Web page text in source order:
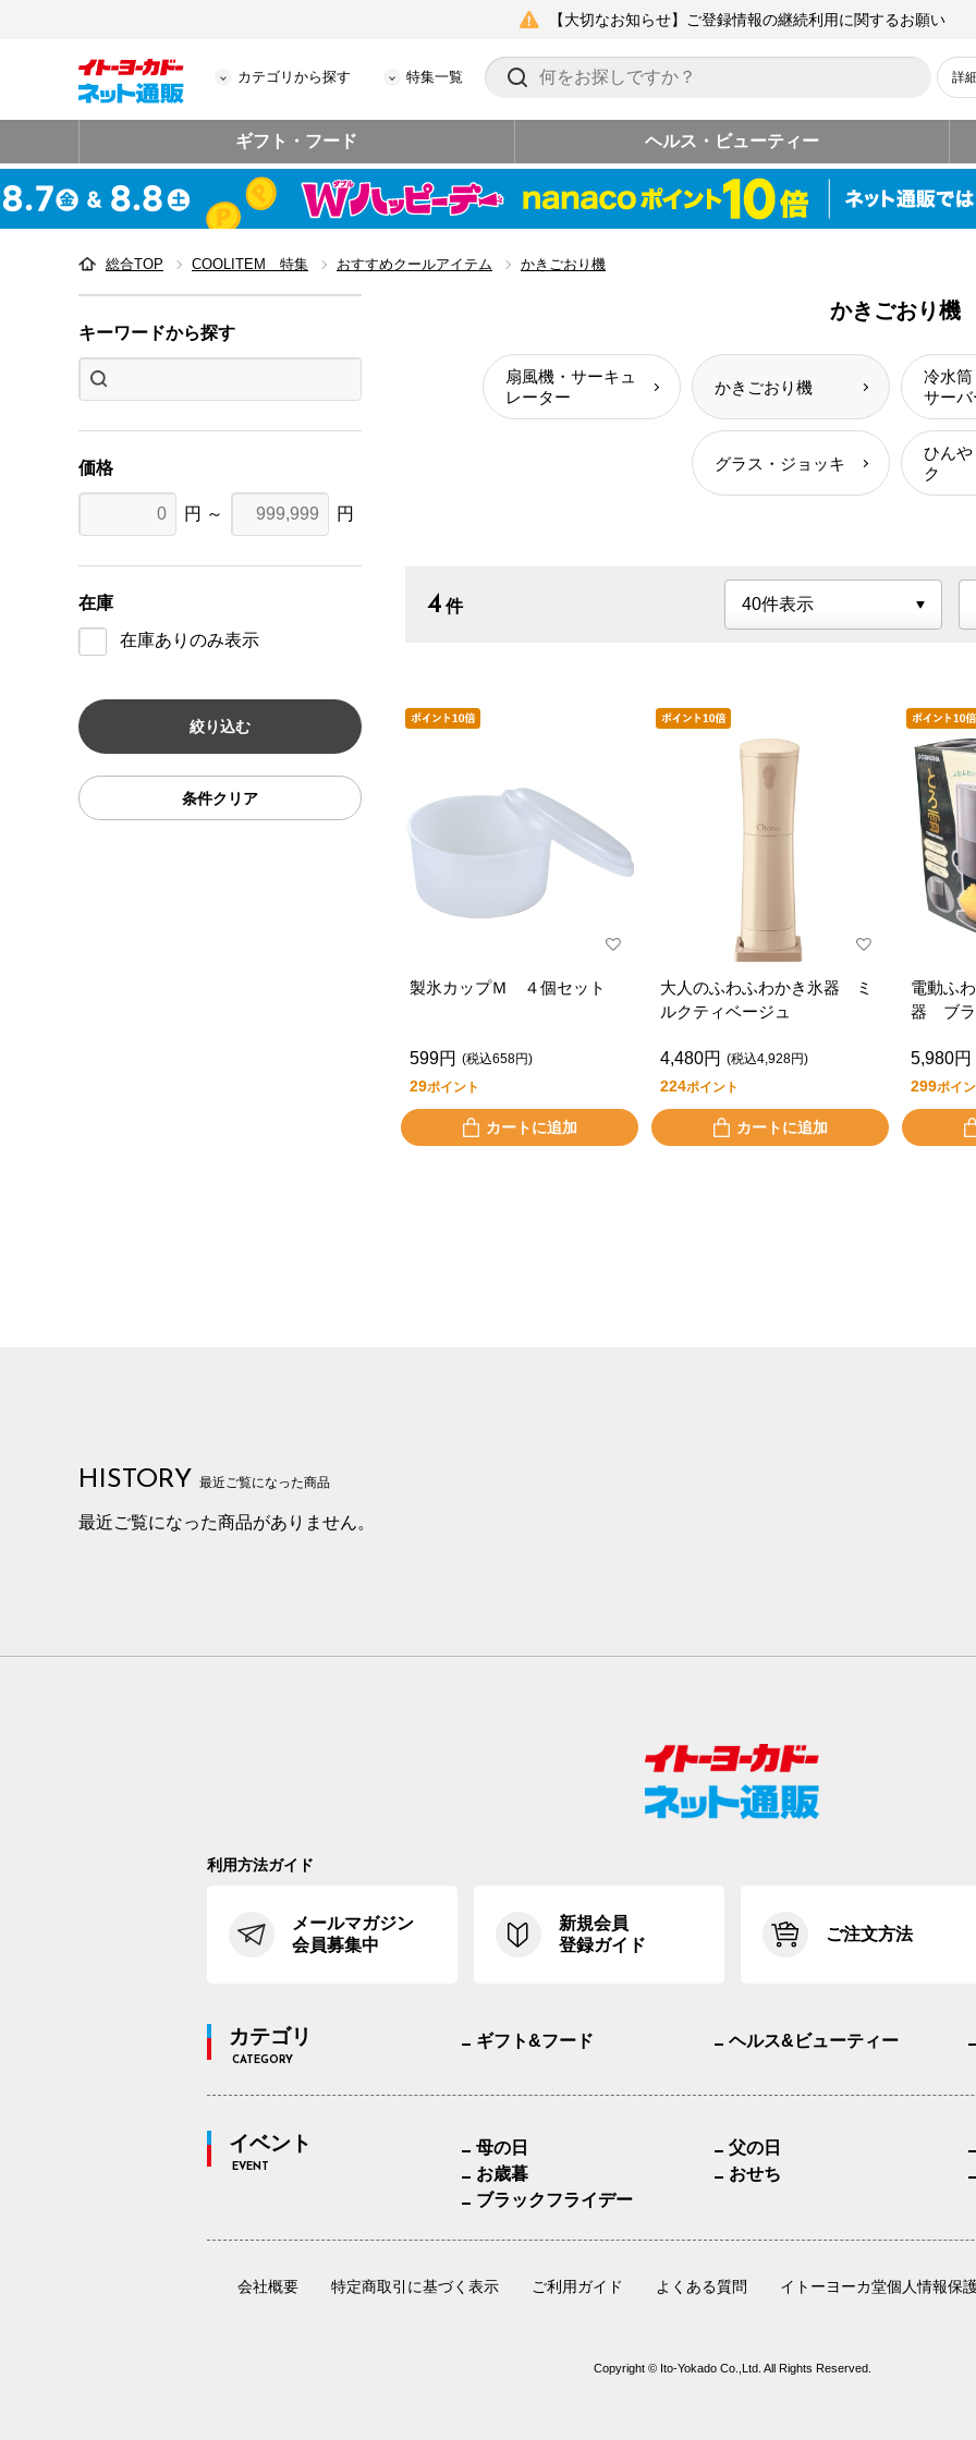
【大切なお知らせ】ご登録情報の継続利用に関するお願い
カテゴリから探す 特集一覧 詳
ギフト・フード ヘルス・ビューティー
総合TOP COOLITEM 特集 おすすめクールアイテム かきごおり機
キーワードから探す
価格
円 ～ 円
在庫
在庫ありのみ表示
条件クリア
かきごおり機
扇風機・サーキュ
レーター
かきごおり機
冷水
サーバ
グラス・ジョッキ
ひん
ク
4 件
製氷カップＭ ４個セット
599円 (税込658円)
29ポイント
カートに追加
大人のふわふわかき氷器 ミ
ルクティベージュ
4,480円 (税込4,928円)
224ポイント
カートに追加
電動ふ
器 ブラ
5,980円
299ポイ
HISTORY 最近ご覧になった商品
最近ご覧になった商品がありません。
利用方法ガイド
メールマガジン
会員募集中
新規会員
登録ガイド
ご注文方法
カテゴリ
CATEGORY
ギフト&フード ヘルス&ビューティー
イベント
EVENT
母の日
父の日
お歳暮
おせち
ブラックフライデー
会社概要 特定商取引に基づく表示 ご利用ガイド よくある質問 イトーヨーカ堂個人情報保
Copyright © Ito-Yokado Co.,Ltd. All Rights Reserved.